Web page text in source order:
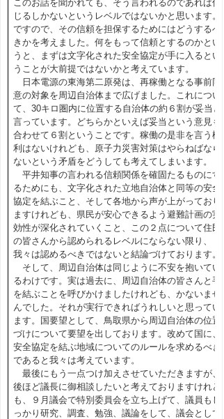
このお話を聞かれても、そう言われるのであれば信
じるしかないというレベルではないかと思います。
ですので、その信頼を担保するためにはどうするべ
きかを考えました。何をもって信頼とするのかとい
うと、まずは文字化された安全協定が手に入るとい
うことが大前提ではないかと考えています。
日本電源の東海第二原発は、再稼働となる事前同
意の対象を周辺自治体まで広げました。これについ
て、30キロ圏内に位置する自治体の約６割が妥当と
言っています。どちらかといえば妥当という意見も
合わせて６割ということです。稼働の是非を言う権
利はないけれども、原子力災害対策はやらねばなら
ないという矛盾をどうしても考えてしまいます。
平井知事の言われる信頼関係を確固たるものにす
るためにも、文字化された立地自治体と同等の安全
協定を結ぶこと、そして各地から声が上がっており
ますけれども、県民が安心できるよう避難計画の実
効性が深化されていくこと、この２点について住民
の皆さんから認められるレベルにならない限り、
我々は認めるべきではないと結論づけております。
そして、周辺自治体は同じように不安を抱いてい
るわけです。実は過去に、周辺自治体の皆さんと手
を結ぶことを呼びかけましたけれども、かないませ
んでした。それが実行できればうれしいと思ってい
ます。国要望として、鳥取県から周辺自治体の位置
づけについて要望を出しております。改めて国に、
安全協定を結ぶ地域についてのルールを求めるべき
であると我々は考えています。
最後にもう一点つけ加えさせていただきますが、
後ほど議長に御相談したいと考えておりますけれど
も、９月議会で特別委員会を立ち上げて、議員もし
っかり研究、調査、勉強、議論をして、議会として